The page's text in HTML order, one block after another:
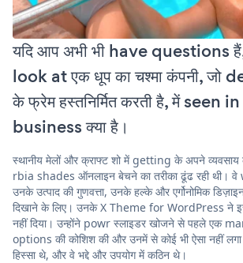
यदि आप अभी भी have questions
look at एक धूप का चश्मा कंपनी, जो
के फ्रेम हस्तनिर्मित करती है, में seen
business क्या है।
स्थानीय मेलों और क्राफ्ट शो में getting के अपने व्यवसाय
rbia shades ऑनलाइन बेचने का तरीका ढूंढ रही थी।
उनके उत्पाद की गुणवत्ता, उनके हल्के और एर्गोनोमिक
दिखाने के लिए। उनके X Theme for WordPress ने
नहीं दिया। उन्होंने powr स्लाइडर खोजने से पहले एक
options की कोशिश की और उनमें से कोई भी ऐसा नहीं
हिस्सा थे, और वे भद्दे और उपयोग में कठिन थे।